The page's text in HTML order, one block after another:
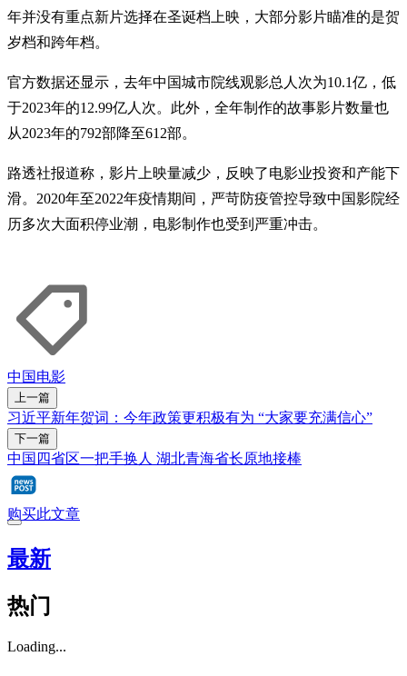
年并没有重点新片选择在圣诞档上映，大部分影片瞄准的是贺
岁档和跨年档。
官方数据还显示，去年中国城市院线观影总人次为10.1亿，低
于2023年的12.99亿人次。此外，全年制作的故事影片数量也
从2023年的792部降至612部。
路透社报道称，影片上映量减少，反映了电影业投资和产能下
滑。2020年至2022年疫情期间，严苛防疫管控导致中国影院经
历多次大面积停业潮，电影制作也受到严重冲击。
中国电影
上一篇
习近平新年贺词：今年政策更积极有为 “大家要充满信心”
下一篇
中国四省区一把手换人 湖北青海省长原地接棒
购买此文章
最新
热门
Loading...